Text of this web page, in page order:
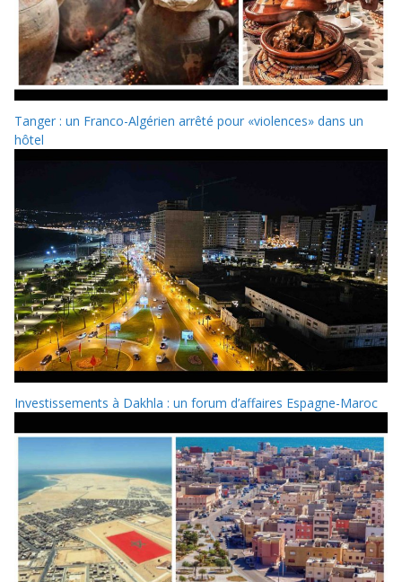
Tanger : un Franco-Algérien arrêté pour «violences» dans un
hôtel
Investissements à Dakhla : un forum d’affaires Espagne-Maroc